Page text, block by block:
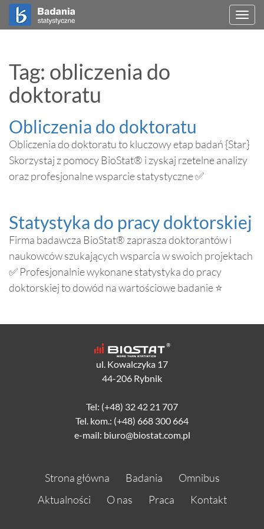
Tag: obliczenia do
doktoratu
Obliczenia do doktoratu
Obliczenia do doktoratu to kluczowy etap badań {Star}
Skorzystaj z pomocy BioStat® i zyskaj rzetelne analizy
oraz profesjonalne wsparcie statystyczne ✅
Statystyka do pracy doktorskiej
Firma badawcza BioStat® zaprasza doktorantów i
naukowców szukających wsparcia w swoich projektach
✅ Profesjonalnie wykonane statystyka do pracy
doktorskiej to dowód na wartościowe badanie ⭐
ul. Kowalczyka 17
44-206 Rybnik
Tel: (+48) 32 42 21 707
Tel. kom.: (+48) 668 300 664
e-mail: biuro@biostat.com.pl
Strona główna Badania
Omnibus
Aktualności
O nas Praca Kontakt